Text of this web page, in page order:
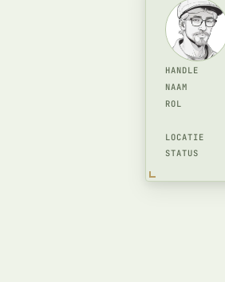
HANDLE
NAAM
ROL
LOCATIE
STATUS